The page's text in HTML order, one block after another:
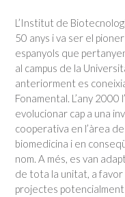
L’Institut de
50 anys i va ser el
espanyols que
al campus de la
anteriorment es
Fonamental. L’any
evolucionar cap a una
cooperativa en l’àrea
biomedicina i en
nom. A més, es van
de tota la unitat, a favor
projectes